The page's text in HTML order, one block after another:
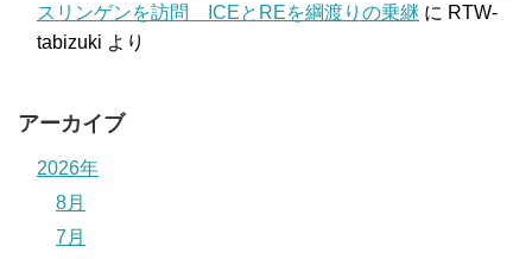
スリンゲンを訪問 ICEとREを綱渡りの乗継 に RTW-
tabizuki より
アーカイブ
2026年
8月
7月